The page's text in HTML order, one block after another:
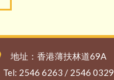
地址：香港薄扶林道69A
Tel: 2546 6263 / 2546 0329